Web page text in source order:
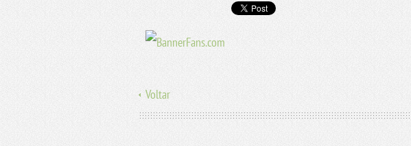
Voltar